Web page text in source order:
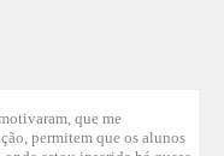
que me
permitem que os alunos